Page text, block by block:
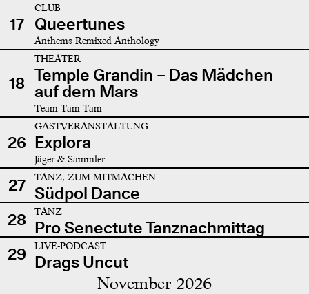
17
CLUB
Queertunes
Anthems Remixed Anthology
18
THEATER
Temple Grandin – Das Mädchen
auf dem Mars
Team Tam Tam
26
GASTVERANSTALTUNG
Explora
Jäger & Sammler
27 TANZ, ZUM MITMACHEN
Südpol Dance
28
TANZ
Pro Senectute Tanznachmittag
29
LIVE-PODCAST
Drags Uncut
November 2026